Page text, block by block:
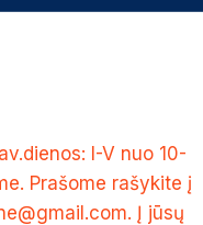
I-V nuo 10-
Prašome rašykite į
Į jūsų